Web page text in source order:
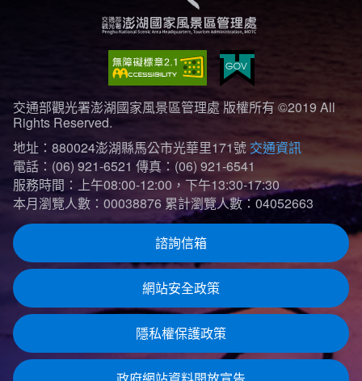
交通部觀光署澎湖國家風景區管理處 版權所有 ©2019 All
Rights Reserved.
地址：880024澎湖縣馬公市光華里171號 交通資訊
電話：(06) 921-6521 傳真：(06) 921-6541
服務時間：上午08:00-12:00，下午13:30-17:30
本月瀏覽人數：00038876 累計瀏覽人數：04052663
諮詢信箱
網站安全政策
隱私權保護政策